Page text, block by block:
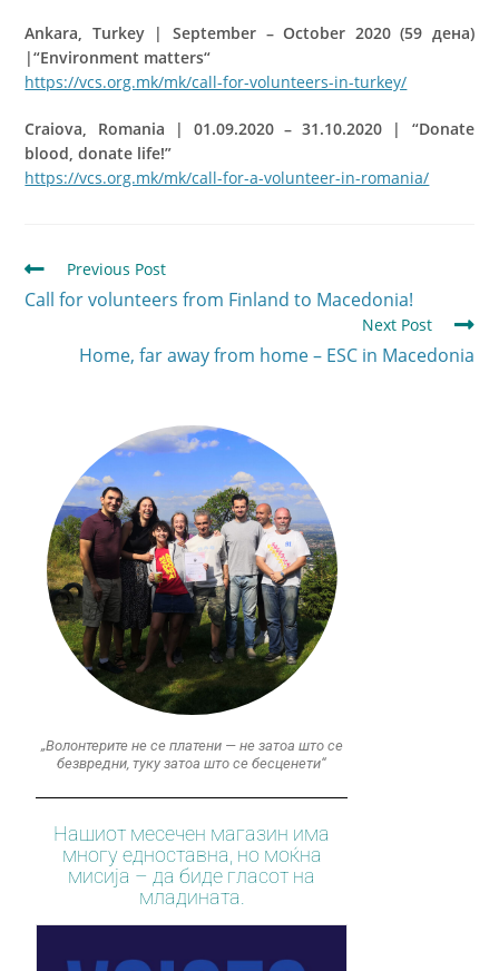
Ankara, Turkey | September – October 2020 (59 дена)
|“Environment matters“
https://vcs.org.mk/mk/call-for-volunteers-in-turkey/
Craiova, Romania | 01.09.2020 – 31.10.2020 | “Donate
blood, donate life!”
https://vcs.org.mk/mk/call-for-a-volunteer-in-romania/
Previous Post
Call for volunteers from Finland to Macedonia!
Next Post
Home, far away from home – ESC in Macedonia
„Волонтерите не се платени — не затоа што се
безвредни, туку затоа што се бесценети“
Нашиот месечен магазин има
многу едноставна, но моќна
мисија – да биде гласот на
младината.